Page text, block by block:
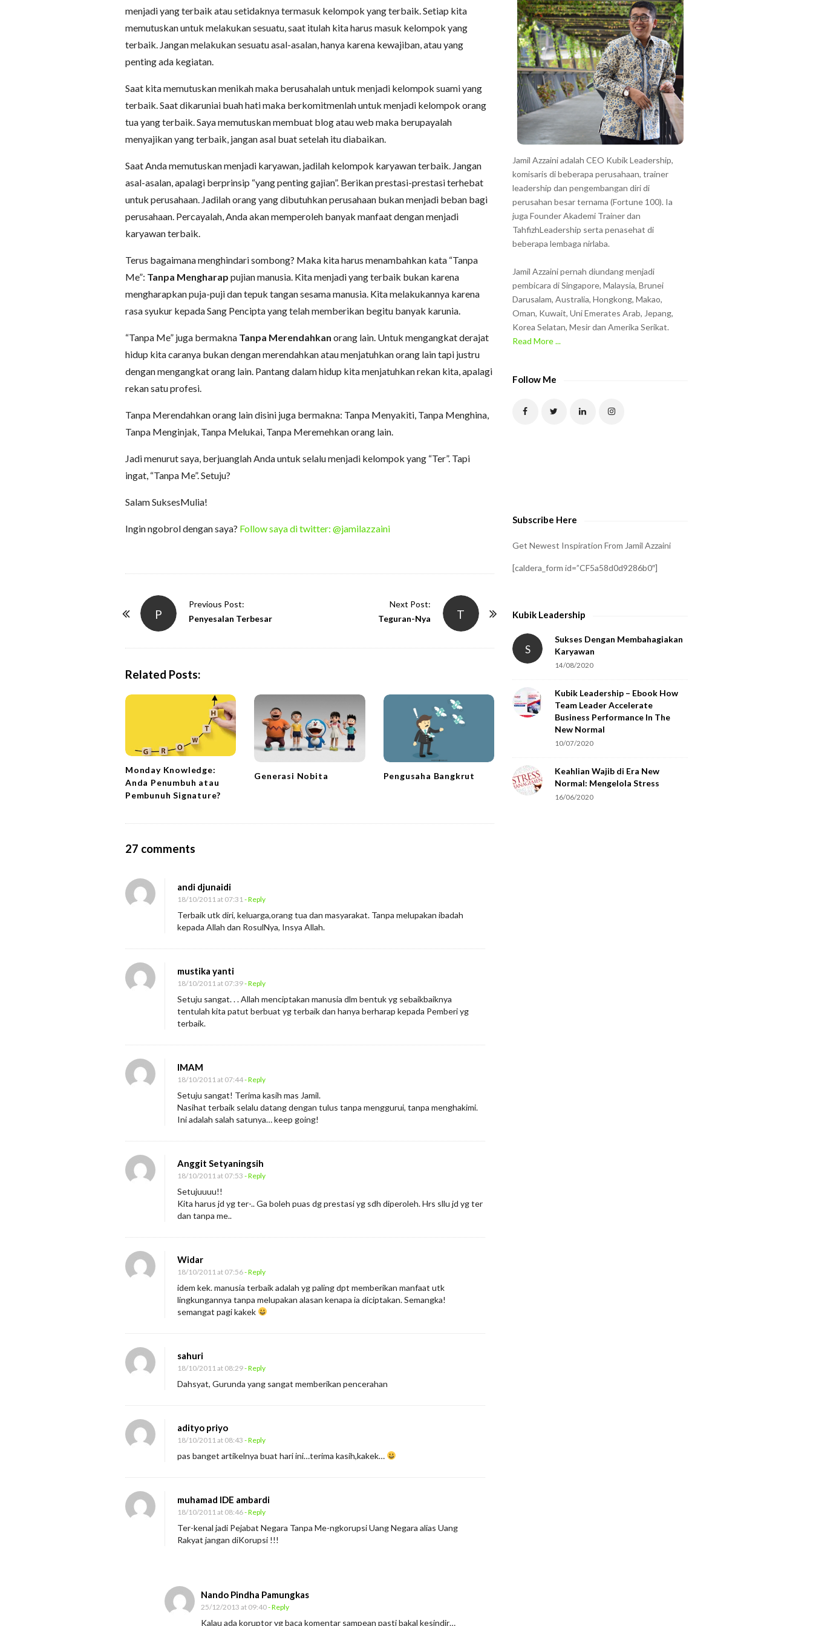
menjadi yang terbaik atau setidaknya termasuk kelompok yang terbaik. Setiap kita
memutuskan untuk melakukan sesuatu, saat itulah kita harus masuk kelompok yang
terbaik. Jangan melakukan sesuatu asal-asalan, hanya karena kewajiban, atau yang
penting ada kegiatan.
Saat kita memutuskan menikah maka berusahalah untuk menjadi kelompok suami yang
terbaik. Saat dikaruniai buah hati maka berkomitmenlah untuk menjadi kelompok orang
tua yang terbaik. Saya memutuskan membuat blog atau web maka berupayalah
menyajikan yang terbaik, jangan asal buat setelah itu diabaikan.
Saat Anda memutuskan menjadi karyawan, jadilah kelompok karyawan terbaik. Jangan
asal-asalan, apalagi berprinsip “yang penting gajian”. Berikan prestasi-prestasi terhebat
untuk perusahaan. Jadilah orang yang dibutuhkan perusahaan bukan menjadi beban bagi
perusahaan. Percayalah, Anda akan memperoleh banyak manfaat dengan menjadi
karyawan terbaik.
Terus bagaimana menghindari sombong? Maka kita harus menambahkan kata “Tanpa
Me”: Tanpa Mengharap pujian manusia. Kita menjadi yang terbaik bukan karena
mengharapkan puja-puji dan tepuk tangan sesama manusia. Kita melakukannya karena
rasa syukur kepada Sang Pencipta yang telah memberikan begitu banyak karunia.
“Tanpa Me” juga bermakna Tanpa Merendahkan orang lain. Untuk mengangkat derajat
hidup kita caranya bukan dengan merendahkan atau menjatuhkan orang lain tapi justru
dengan mengangkat orang lain. Pantang dalam hidup kita menjatuhkan rekan kita, apalagi
rekan satu profesi.
Tanpa Merendahkan orang lain disini juga bermakna: Tanpa Menyakiti, Tanpa Menghina,
Tanpa Menginjak, Tanpa Melukai, Tanpa Meremehkan orang lain.
Jadi menurut saya, berjuanglah Anda untuk selalu menjadi kelompok yang “Ter”. Tapi
ingat, “Tanpa Me”. Setuju?
Salam SuksesMulia!
Ingin ngobrol dengan saya? Follow saya di twitter: @jamilazzaini
P
Previous Post:
Penyesalan Terbesar
T
Next Post:
Teguran-Nya
Related Posts:
Monday Knowledge:
Anda Penumbuh atau
Pembunuh Signature?
Generasi Nobita Pengusaha Bangkrut
27 comments
T
e
r
T
a
p
a
M
e
andi djunaidi
18/10/2011 at 07:31- Reply
Terbaik utk diri, keluarga,orang tua dan masyarakat. Tanpa melupakan ibadah
kepada Allah dan RosulNya, Insya Allah.
mustika yanti
18/10/2011 at 07:39- Reply
Setuju sangat. . . Allah menciptakan manusia dlm bentuk yg sebaikbaiknya
tentulah kita patut berbuat yg terbaik dan hanya berharap kepada Pemberi yg
terbaik.
IMAM
18/10/2011 at 07:44- Reply
Setuju sangat! Terima kasih mas Jamil.
Nasihat terbaik selalu datang dengan tulus tanpa menggurui, tanpa menghakimi.
Ini adalah salah satunya… keep going!
Anggit Setyaningsih
18/10/2011 at 07:53 - Reply
Setujuuuu!!
Kita harus jd yg ter-.. Ga boleh puas dg prestasi yg sdh diperoleh. Hrs sllu jd yg ter
dan tanpa me..
Widar
18/10/2011 at 07:56- Reply
idem kek. manusia terbaik adalah yg paling dpt memberikan manfaat utk
lingkungannya tanpa melupakan alasan kenapa ia diciptakan. Semangka!
semangat pagi kakek
sahuri
18/10/2011 at 08:29- Reply
Dahsyat, Gurunda yang sangat memberikan pencerahan
adityo priyo
18/10/2011 at 08:43 - Reply
pas banget artikelnya buat hari ini…terima kasih,kakek…
muhamad IDE ambardi
18/10/2011 at 08:46- Reply
Ter-kenal jadi Pejabat Negara Tanpa Me-ngkorupsi Uang Negara alias Uang
Rakyat jangan diKorupsi !!!
Nando Pindha Pamungkas
25/12/2013 at 09:40- Reply
Kalau ada koruptor yg baca komentar sampean pasti bakal kesindir…
Jamil Azzaini adalah CEO Kubik Leadership,
komisaris di beberapa perusahaan, trainer
leadership dan pengembangan diri di
perusahan besar ternama (Fortune 100). Ia
juga Founder Akademi Trainer dan
TahfizhLeadership serta penasehat di
beberapa lembaga nirlaba.
Jamil Azzaini pernah diundang menjadi
pembicara di Singapore, Malaysia, Brunei
Darusalam, Australia, Hongkong, Makao,
Oman, Kuwait, Uni Emerates Arab, Jepang,
Korea Selatan, Mesir dan Amerika Serikat.
Read More ...
Follow Me
Subscribe Here
Get Newest Inspiration From Jamil Azzaini
[caldera_form id=”CF5a58d0d9286b0″]
Kubik Leadership
S
Sukses Dengan Membahagiakan
Karyawan
14/08/2020
Kubik Leadership – Ebook How
Team Leader Accelerate
Business Performance In The
New Normal
10/07/2020
Keahlian Wajib di Era New
Normal: Mengelola Stress
16/06/2020